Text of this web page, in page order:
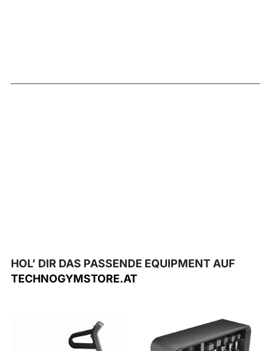
HOL’ DIR DAS PASSENDE EQUIPMENT AUF
TECHNOGYMSTORE.AT